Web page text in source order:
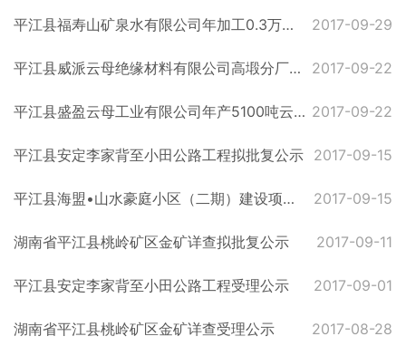
平江县福寿山矿泉水有限公司年加工0.3万吨矿泉水生产线项目受理公示 2017-09-29
平江县威派云母绝缘材料有限公司高塅分厂6000t/a非煅烧云母纸、300t/a煅烧云母纸改扩建项目受理公示 2017-09-22
平江县盛盈云母工业有限公司年产5100吨云母绝缘材料改扩建项目受理公示 2017-09-22
平江县安定李家背至小田公路工程拟批复公示 2017-09-15
平江县海盟•山水豪庭小区（二期）建设项目受理公示 2017-09-15
湖南省平江县桃岭矿区金矿详查拟批复公示 2017-09-11
平江县安定李家背至小田公路工程受理公示 2017-09-01
湖南省平江县桃岭矿区金矿详查受理公示 2017-08-28